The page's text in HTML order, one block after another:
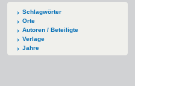
Schlagwörter
Orte
Autoren / Beteiligte
Verlage
Jahre